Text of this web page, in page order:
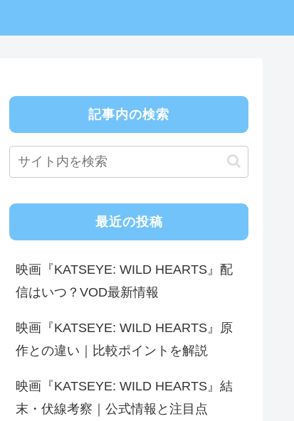
記事内の検索
最近の投稿
映画『KATSEYE: WILD HEARTS』配
信はいつ？VOD最新情報
映画『KATSEYE: WILD HEARTS』原
作との違い｜比較ポイントを解説
映画『KATSEYE: WILD HEARTS』結
末・伏線考察｜公式情報と注目点